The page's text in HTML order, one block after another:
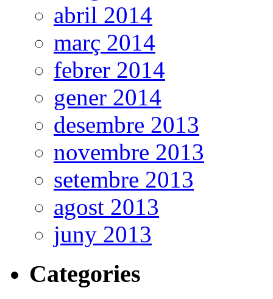
abril 2014
març 2014
febrer 2014
gener 2014
desembre 2013
novembre 2013
setembre 2013
agost 2013
juny 2013
Categories